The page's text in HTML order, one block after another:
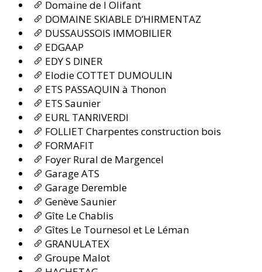
Domaine de l Olifant
DOMAINE SKIABLE D’HIRMENTAZ
DUSSAUSSOIS IMMOBILIER
EDGAAP
EDY S DINER
Elodie COTTET DUMOULIN
ETS PASSAQUIN à Thonon
ETS Saunier
EURL TANRIVERDI
FOLLIET Charpentes construction bois
FORMAFIT
Foyer Rural de Margencel
Garage ATS
Garage Deremble
Genève Saunier
Gîte Le Chablis
Gîtes Le Tournesol et Le Léman
GRANULATEX
Groupe Malot